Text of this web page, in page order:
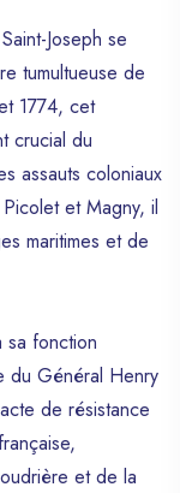
Joseph se
tumultueuse de
1774, cet
crucial du
assauts coloniaux
et Magny, il
maritimes et de
sa fonction
du Général Henry
de résistance
et de la